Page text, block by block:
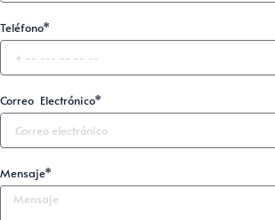
Teléfono*
Correo Electrónico*
Mensaje*